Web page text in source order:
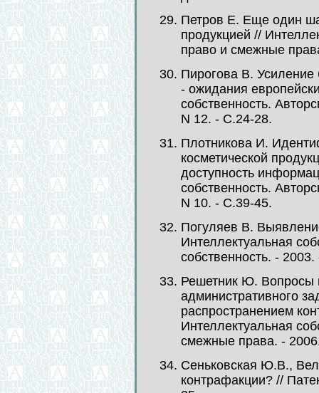
Петров Е. Еще один
продукцией //
право и смежные
Пирогова В. Усиление
- ожидания
собственность.
N 12. - С.24-28.
Плотникова И.
косметической
доступность
собственность.
N 10. - С.39-45.
Погуляев В.
Интеллектуальная
собственность. -
Решетник Ю. Вопросы
административного
распространением
Интеллектуальная
смежные права. -
Сеньковская Ю.В.,
контрафакции? //